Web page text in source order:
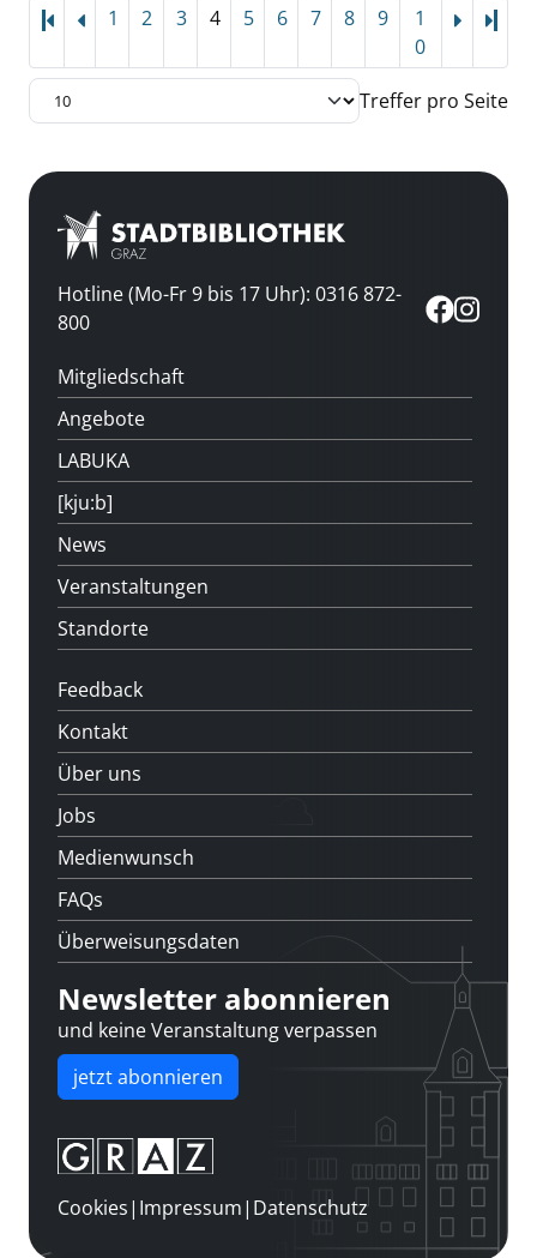
1 2 3 4 5 6 7 8 9
1
0
Treffer pro Seite
Hotline (Mo-Fr 9 bis 17 Uhr): 0316 872-
800
Mitgliedschaft
Angebote
LABUKA
[kju:b]
News
Veranstaltungen
Standorte
Feedback
Kontakt
Über uns
Jobs
Medienwunsch
FAQs
Überweisungsdaten
Newsletter abonnieren
und keine Veranstaltung verpassen
jetzt abonnieren
Cookies| Impressum| Datenschutz